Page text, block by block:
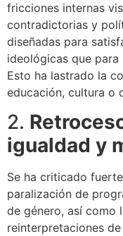
fricciones internas
contradictorias y
diseñadas para
ideológicas que
Esto ha lastrado la
educación, cultura o
2.
igualdad y
Se ha criticado
paralización de
de género, así como
reinterpretaciones